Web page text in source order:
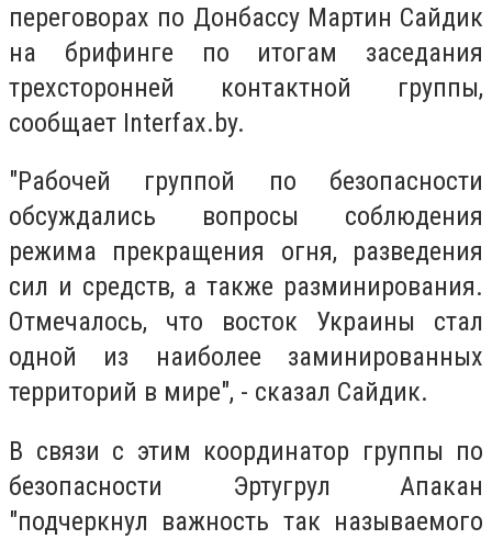
переговорах по Донбассу Мартин Сайдик
на брифинге по итогам заседания
трехсторонней контактной группы,
сообщает Interfax.by.
"Рабочей группой по безопасности
обсуждались вопросы соблюдения
режима прекращения огня, разведения
сил и средств, а также разминирования.
Отмечалось, что восток Украины стал
одной из наиболее заминированных
территорий в мире", - сказал Сайдик.
В связи с этим координатор группы по
безопасности Эртугрул Апакан
"подчеркнул важность так называемого